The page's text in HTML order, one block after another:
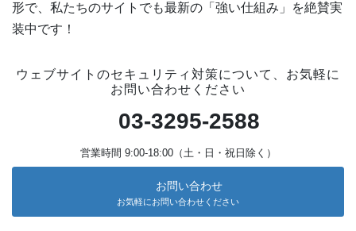
形で、私たちのサイトでも最新の「強い仕組み」を絶賛実
装中です！
ウェブサイトのセキュリティ対策について、お気軽に
お問い合わせください
03-3295-2588
営業時間 9:00-18:00（土・日・祝日除く）
お問い合わせ
お気軽にお問い合わせください